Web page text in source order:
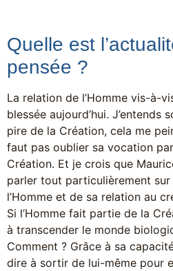
Quelle est
pensée ?
La relation de l’Homme vis-à-
blessée aujourd’hui. J’entends
pire de la Création, cela me
faut pas oublier sa vocation
Création. Et je crois que
parler tout particulièrement
l’Homme et de sa relation au
Si l’Homme fait partie de la
à transcender le monde
Comment ? Grâce à sa
dire à sortir de lui-même pour